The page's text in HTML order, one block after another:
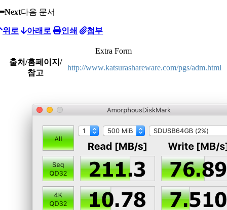
Next다음 문서
위로 아래로 인쇄 첨부
Extra Form
출처/홈페이지/
참고
http://www.katsurashareware.com/pgs/adm.html